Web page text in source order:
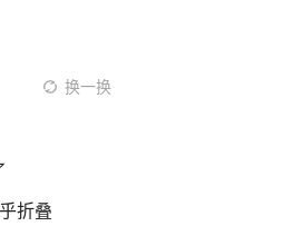
换一换
折叠